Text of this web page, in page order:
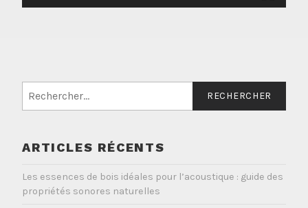
ARTICLES RÉCENTS
Les essences de bois idéales pour l’acoustique : guide des
propriétés sonores naturelles